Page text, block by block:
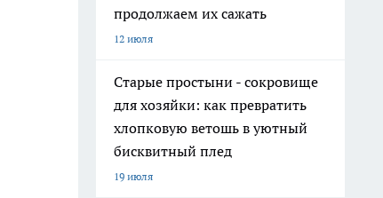
продолжаем их сажать
12 июля
Старые простыни - сокровище
для хозяйки: как превратить
хлопковую ветошь в уютный
бисквитный плед
19 июля